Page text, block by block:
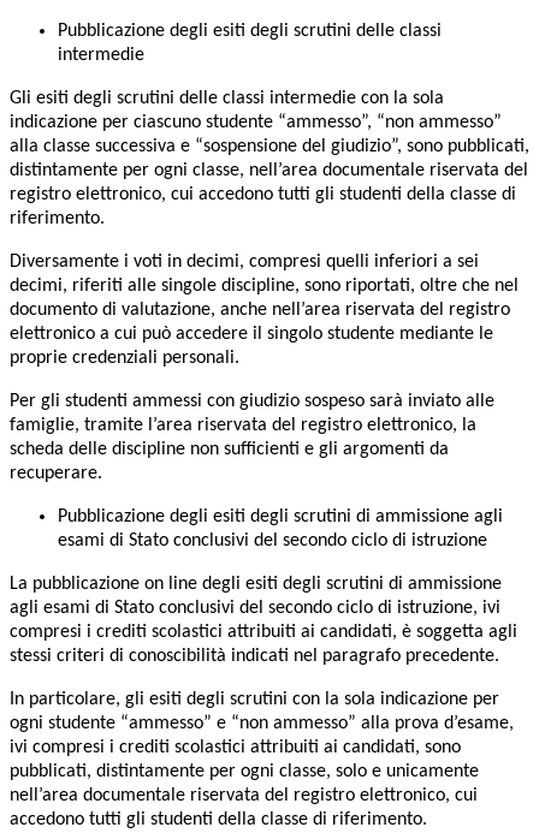
Pubblicazione degli esiti degli scrutini delle classi
intermedie
Gli esiti degli scrutini delle classi intermedie con la sola
indicazione per ciascuno studente “ammesso”, “non ammesso”
alla classe successiva e “sospensione del giudizio”, sono pubblicati,
distintamente per ogni classe, nell’area documentale riservata del
registro elettronico, cui accedono tutti gli studenti della classe di
riferimento.
Diversamente i voti in decimi, compresi quelli inferiori a sei
decimi, riferiti alle singole discipline, sono riportati, oltre che nel
documento di valutazione, anche nell’area riservata del registro
elettronico a cui può accedere il singolo studente mediante le
proprie credenziali personali.
Per gli studenti ammessi con giudizio sospeso sarà inviato alle
famiglie, tramite l’area riservata del registro elettronico, la
scheda delle discipline non sufficienti e gli argomenti da
recuperare.
Pubblicazione degli esiti degli scrutini di ammissione agli
esami di Stato conclusivi del secondo ciclo di istruzione
La pubblicazione on line degli esiti degli scrutini di ammissione
agli esami di Stato conclusivi del secondo ciclo di istruzione, ivi
compresi i crediti scolastici attribuiti ai candidati, è soggetta agli
stessi criteri di conoscibilità indicati nel paragrafo precedente.
In particolare, gli esiti degli scrutini con la sola indicazione per
ogni studente “ammesso” e “non ammesso” alla prova d’esame,
ivi compresi i crediti scolastici attribuiti ai candidati, sono
pubblicati, distintamente per ogni classe, solo e unicamente
nell’area documentale riservata del registro elettronico, cui
accedono tutti gli studenti della classe di riferimento.